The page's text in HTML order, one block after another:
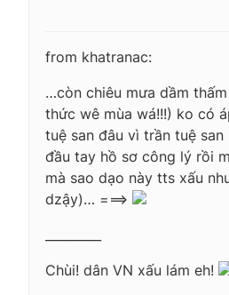
from khatranac:
…còn chiêu mưa dầm
thức wê mùa wá!!!) ko có
tuệ san đâu vì trần tuệ
đầu tay hồ sơ công lý rồi
mà sao dạo này tts xấu
dzậy)… ===>
Chùi! dân VN xấu lám eh!